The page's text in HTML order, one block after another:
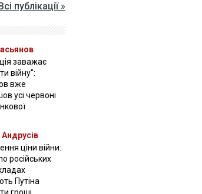
публікації »
заважає
війну":
вже
усі червоні
Андрусів
ціни війни:
російських
Путіна